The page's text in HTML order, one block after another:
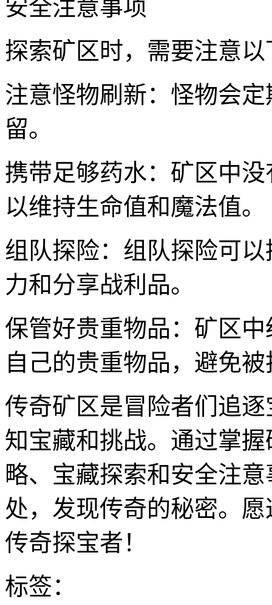
安全注意事项
探索矿区时，需要注意
注意怪物刷新：怪物会
留。
携带足够药水：矿区中
以维持生命值和魔法值。
组队探险：组队探险可
力和分享战利品。
保管好贵重物品：矿区
自己的贵重物品，避免
传奇矿区是冒险者们追
知宝藏和挑战。通过掌
略、宝藏探索和安全注
处，发现传奇的秘密。
传奇探宝者！
标签：